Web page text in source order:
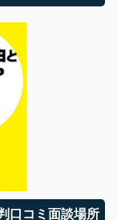
口コミ面談場所